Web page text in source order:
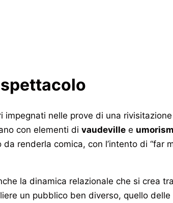
nelle prove di una rivisitazione
con elementi di vaudeville e
renderla comica, con l’intento di “far
la dinamica relazionale che si crea
un pubblico ben diverso, quello delle